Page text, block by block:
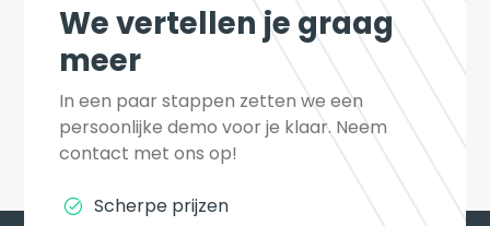
We vertellen je graag
meer
In een paar stappen zetten we een
persoonlijke demo voor je klaar. Neem
contact met ons op!
Scherpe prijzen